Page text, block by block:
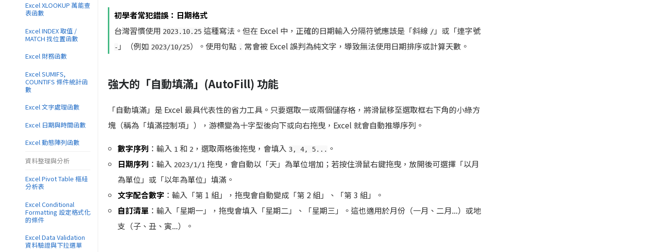
初學者常犯錯誤：日期格式
台灣習慣使用 2023.10.25 這種寫法。但在 Excel 中，正確的日期輸入分隔符號應該是「斜線 / 」或「連字號
- 」（例如 2023/10/25）。使用句點 . 常會被 Excel 誤判為純文字，導致無法使用日期排序或計算天數。
強大的「自動填滿」(AutoFill) 功能
「自動填滿」是 Excel 最具代表性的省力工具。只要選取一或兩個儲存格，將滑鼠移至選取框右下角的小綠方
塊（稱為「填滿控制項」），游標變為十字型後向下或向右拖曳，Excel 就會自動推導序列。
數字序列 ：輸入 1 和 2 ，選取兩格後拖曳，會填入 3, 4, 5... 。
日期序列 ：輸入 2023/1/1 拖曳，會自動以「天」為單位增加；若按住滑鼠右鍵拖曳，放開後可選擇「以月
為單位」或「以年為單位」填滿。
文字配合數字 ：輸入「第 1 組」，拖曳會自動變成「第 2 組」、「第 3 組」。
自訂清單 ：輸入「星期一」，拖曳會填入「星期二」、「星期三」。這也適用於月份（一月、二月...）或地
支（子、丑、寅...）。
Excel XLOOKUP 萬能查
表函數
Excel INDEX 取值 /
MATCH 找位置函數
Excel 財務函數
Excel SUMIFS,
COUNTIFS 條件統計函
數
Excel 文字處理函數
Excel 日期與時間函數
Excel 動態陣列函數
資料整理與分析
Excel Pivot Table 樞紐
分析表
Excel Conditional
Formatting 設定格式化
的條件
Excel Data Validation
資料驗證與下拉選單